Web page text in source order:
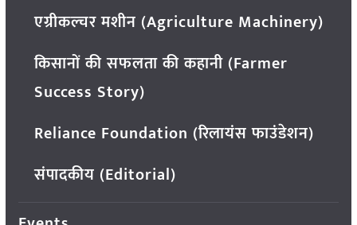
एग्रीकल्चर मशीन (Agriculture Machinery)
किसानों की सफलता की कहानी (Farmer
Success Story)
Reliance Foundation (रिलायंस फाउंडेशन)
संपादकीय (Editorial)